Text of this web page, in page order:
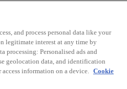
and process personal data like your
legitimate interest at any time by
processing: Personalised ads and
geolocation data, and identification
information on a device. Cookie